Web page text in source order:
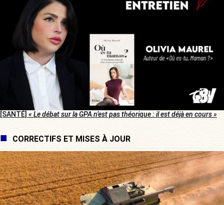
[SANTÉ] « Le débat sur la GPA n’est pas théorique : il est déjà en cours »
CORRECTIFS ET MISES À JOUR